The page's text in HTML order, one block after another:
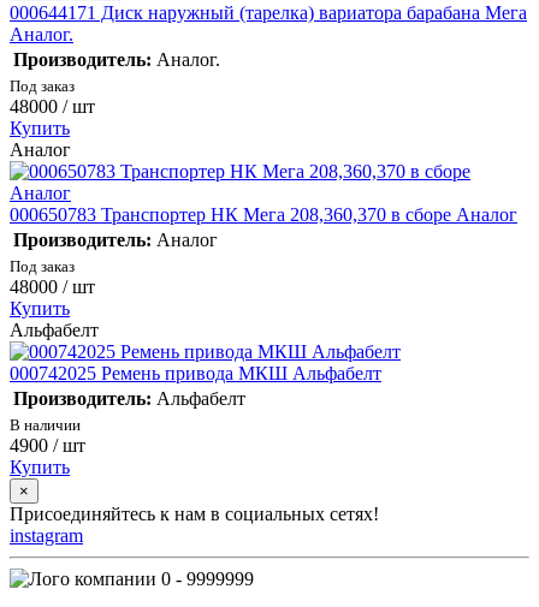
000644171 Диск наружный (тарелка) вариатора барабана Мега
Аналог.
Производитель: Аналог.
Под заказ
48000 / шт
Купить
Аналог
000650783 Транспортер НК Мега 208,360,370 в сборе Аналог
Производитель: Аналог
Под заказ
48000 / шт
Купить
Альфабелт
000742025 Ремень привода МКШ Альфабелт
Производитель: Альфабелт
В наличии
4900 / шт
Купить
×
Присоединяйтесь к нам в социальных сетях!
instagram
0 - 9999999